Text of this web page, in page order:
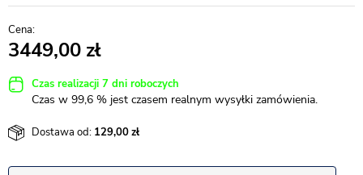
3449,00
Czas realizacji 7 dni roboczych
Czas w 99,6 % jest czasem realnym wysyłki zamówienia.
Dostawa od: 129,00